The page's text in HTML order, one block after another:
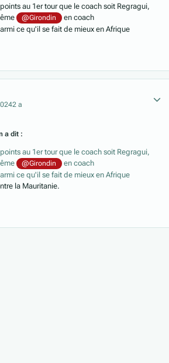
au 1er tour que le coach soit Regragui,
@Girondin
en coach
ce qu'il se fait de mieux en Afrique
2 a
a dit :
au 1er tour que le coach soit Regragui,
@Girondin
en coach
ce qu'il se fait de mieux en Afrique
la Mauritanie.